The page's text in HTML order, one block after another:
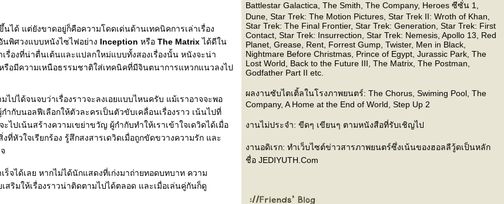
ได้ แต่ยังขาดอยู่ก็คือความโดดเด่นด้านเทคนิคการเล่าเรื่อง
นพิศวงแบบหนังไซไฟอย่าง Inception หรือ The Matrixได้ดีใน
รื่องที่น่าตื่นเต้นและแปลกใหม่แบบทั้งสองเรื่องนั้น หนังจะน่า
อมีความเหนือธรรมชาติใส่เทคนิคที่มีจินตนาการแหวกแนวลงไป
ไปได้จนจบว่าเรื่องราวจะลงเอยแบบไหนครับ แม้เราอาจจะพอ
ำกับนอลฟีเลือกให้ตัวละครเป็นตัวขับเคลื่อนเรื่องราว เน้นไปที่
ปเน้นสร้างความเขย่าขวัญ ผู้กำกับทำให้เราเข้าใจเดวิดได้เมื่อ
หัวใจเรียกร้อง รู้สึกสงสารเดวิดเมื่อถูกขัดขวางความรัก และ
จได้เลย หากไม่ได้นักแสดงที่เก่งมาถ่ายทอดบทบาท ความ
ริมให้เรื่องราวน่าติดตามไปได้ตลอด และเมื่อเล่นคู่กันก็ดู
Battlestar Galactica, The Smith, The Company, Heroes ซีซั่น 1,
Dune, Star Trek: The Motion Pictures, Star Trek II: Wroth of Khan,
Star Trek: The Final Frontier, Star Trek: Generation, Star Trek: First
Contact, Star Trek: Insurrection, Star Trek: Nemesis, Apollo 13, Red
Planet, Grease, Rent, Forrest Gump, Twister, Men in Black,
Nightmare Before Christmas, Prince of Egypt, Jurassic Park, The
Lost World, Back to the Future III, The Matrix, The Postman,
Godfather Part II etc.
ผลงานซับไตเติ้ลในโรงภาพยนตร์: The Chorus, Swiming Pool, The
Company, A Home at the End of World, Step Up 2
งานไม่ประจำ: ขีดๆ เขียนๆ ตามหนังสือที่รับเชิญไป
งานอดิเรก: ทำเว็บไซต์ข่าวสารภาพยนตร์ซึ่งเน้นของฮอลลีวู้ดเป็นหลัก
ชื่อ JEDIYUTH.Com